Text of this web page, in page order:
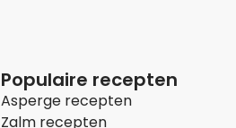
Populaire recepten
Asperge recepten
Zalm recepten